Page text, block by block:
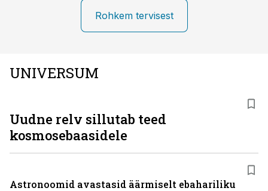
Rohkem tervisest
UNIVERSUM
Uudne relv sillutab teed
kosmosebaasidele
Astronoomid avastasid äärmiselt ebahariliku